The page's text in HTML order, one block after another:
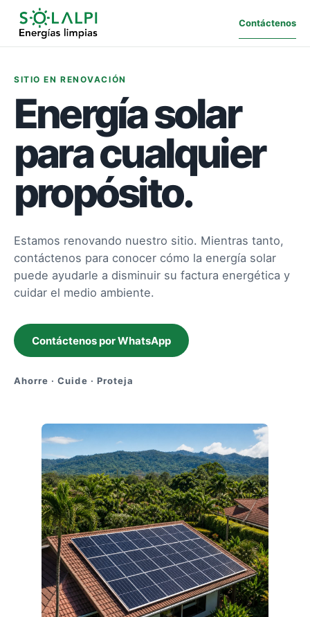
Contáctenos
SITIO EN RENOVACIÓN
Energía solar
para cualquier
propósito.
Estamos renovando nuestro sitio. Mientras tanto,
contáctenos para conocer cómo la energía solar
puede ayudarle a disminuir su factura energética y
cuidar el medio ambiente.
Contáctenos por WhatsApp
Ahorre · Cuide · Proteja